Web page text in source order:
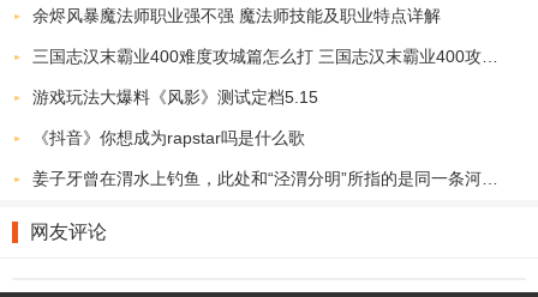
这款传奇游戏有新手指导，真的是太简单了，一天升级下来可以让你
升到100级，这是新手的天堂，老鼠的地狱老鼠受不了这么简单的操
作；
反正我也不知道老鹰逼肯定是不行的，传奇一刀99，不用充随便爆装
余烬风暴魔法师职业强不强 魔法师技能及职业特点详解
游戏玩法大爆料《风影》测试定档5.15
《抖音》你想成为rapstar吗是什么歌
网友评论